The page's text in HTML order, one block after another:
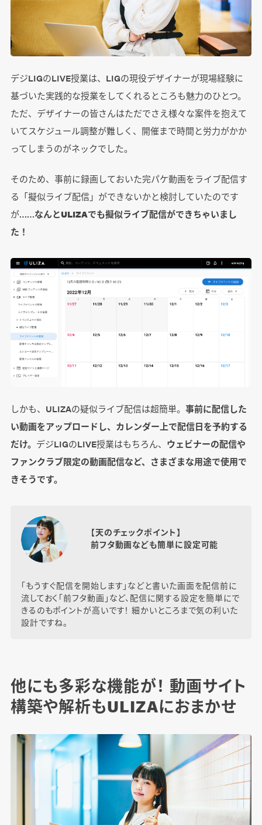
デジLIGのLIVE授業は、LIGの現役デザイナーが現場経験に
基づいた実践的な授業をしてくれるところも魅力のひとつ。
ただ、デザイナーの皆さんはただでさえ様々な案件を抱えて
いてスケジュール調整が難しく、開催まで時間と労力がかか
ってしまうのがネックでした。
そのため、事前に録画しておいた完パケ動画をライブ配信す
る「擬似ライブ配信」ができないかと検討していたのです
が……なんとULIZAでも擬似ライブ配信ができちゃいまし
た！
しかも、ULIZAの疑似ライブ配信は超簡単。 事前に配信した
い動画をアップロードし、カレンダー上で配信日を予約する
だけ。 デジLIGのLIVE授業はもちろん、 ウェビナーの配信や
ファンクラブ限定の動画配信など、さまざまな用途で使用で
きそうです。
【天のチェックポイント】
前フタ動画なども簡単に設定可能
「もうすぐ配信を開始します」などと書いた画面を配信前に
流しておく「前フタ動画」など、配信に関する設定を簡単にで
きるのもポイントが高いです！ 細かいところまで気の利いた
設計ですね。
他にも多彩な機能が！ 動画サイト
構築や解析もULIZAにおまかせ